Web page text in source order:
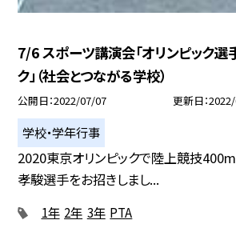
7/6 スポーツ講演会「オリンピック選
ク」（社会とつながる学校）
公開日 2022/07/07 更新日
学校・学年行事
2020東京オリンピックで陸上競技
孝駿選手をお招きしまし...
1年 2年 3年 PTA